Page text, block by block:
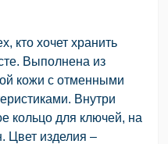
кто хочет хранить
Выполнена из
кожи с отменными
Внутри
кольцо для ключей, на
Цвет изделия –